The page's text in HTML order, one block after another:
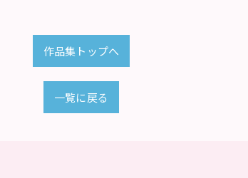
作品集トップへ
一覧に戻る